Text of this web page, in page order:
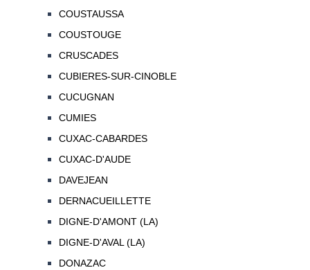
COUSTAUSSA
COUSTOUGE
CRUSCADES
CUBIERES-SUR-CINOBLE
CUCUGNAN
CUMIES
CUXAC-CABARDES
CUXAC-D'AUDE
DAVEJEAN
DERNACUEILLETTE
DIGNE-D'AMONT (LA)
DIGNE-D'AVAL (LA)
DONAZAC